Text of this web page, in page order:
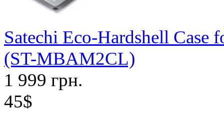
Satechi Eco-Hardshell
(ST-MBAM2CL)
1 999 грн.
45$